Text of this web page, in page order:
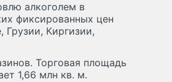
алкоголем в
фиксированных цен
Грузии, Киргизии,
Торговая площадь
1,66 млн кв. м.